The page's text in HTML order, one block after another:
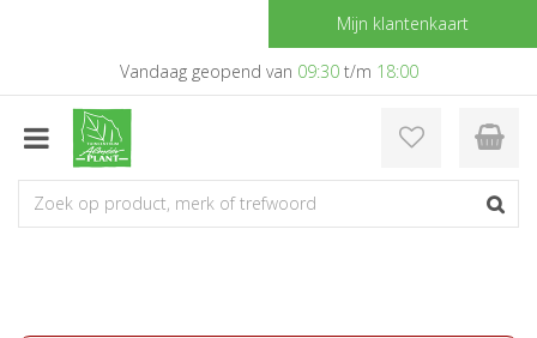
a
Mijn klantenkaart
Vandaag geopend van 09:30t/m 18:00